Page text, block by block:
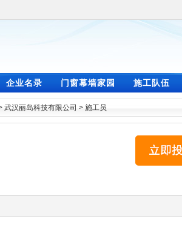
企业名录 门窗幕墙家园 施工队伍
武汉丽岛科技有限公司 > 施工员